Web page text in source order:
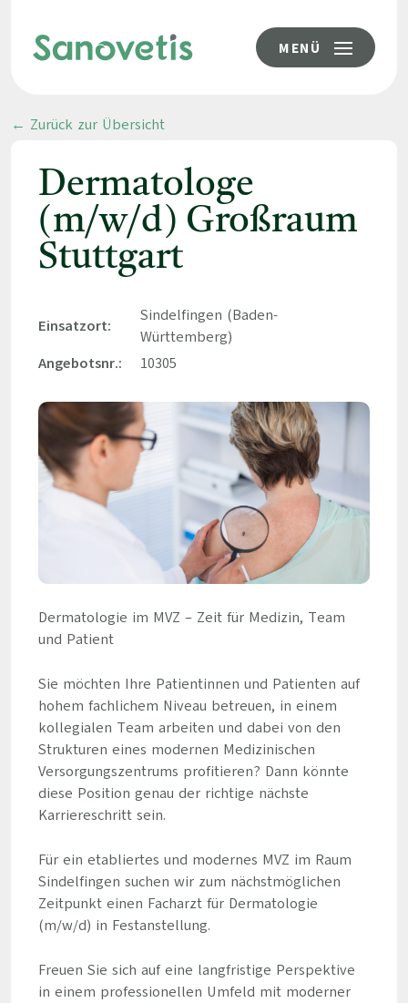
MENÜ
← Zurück zur Übersicht
Dermatologe
(m/w/d) Großraum
Stuttgart
Einsatzort:
Sindelfingen (Baden-
Württemberg)
Angebotsnr.:
10305
Dermatologie im MVZ – Zeit für Medizin, Team
und Patient
Sie möchten Ihre Patientinnen und Patienten auf
hohem fachlichem Niveau betreuen, in einem
kollegialen Team arbeiten und dabei von den
Strukturen eines modernen Medizinischen
Versorgungszentrums profitieren? Dann könnte
diese Position genau der richtige nächste
Karriereschritt sein.
Für ein etabliertes und modernes MVZ im Raum
Sindelfingen suchen wir zum nächstmöglichen
Zeitpunkt einen Facharzt für Dermatologie
(m/w/d) in Festanstellung.
Freuen Sie sich auf eine langfristige Perspektive
in einem professionellen Umfeld mit moderner